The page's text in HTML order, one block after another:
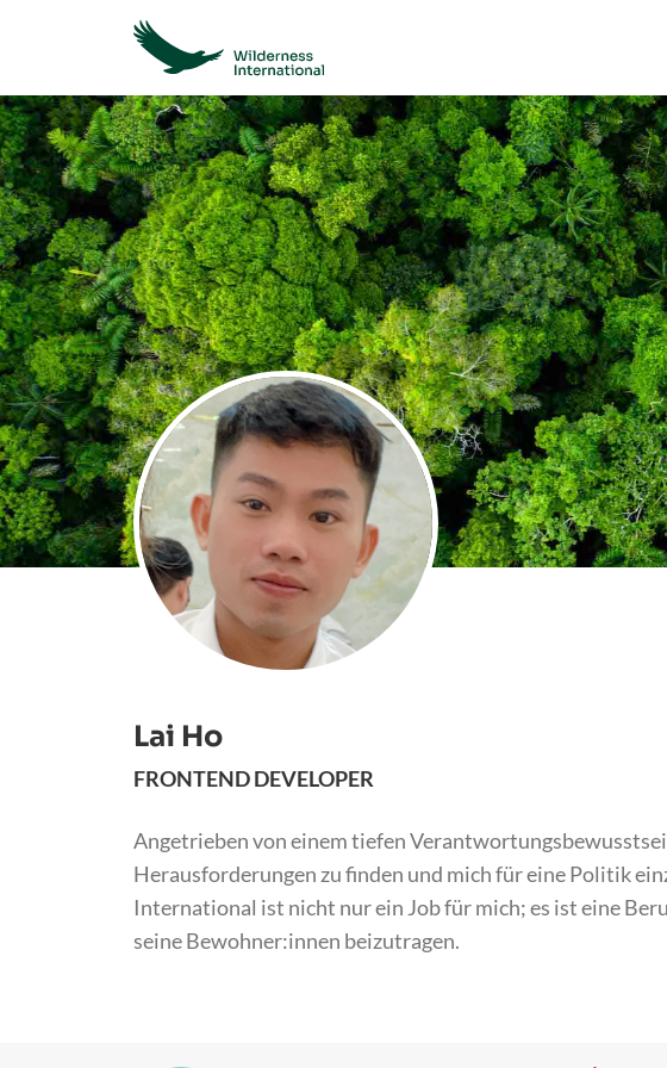
Lai Ho
FRONTEND DEVELOPER
Angetrieben von einem tiefen
Herausforderungen zu finden und mich für eine Politik
International ist nicht nur ein Job für mich; es ist eine
seine Bewohner:innen beizutragen.